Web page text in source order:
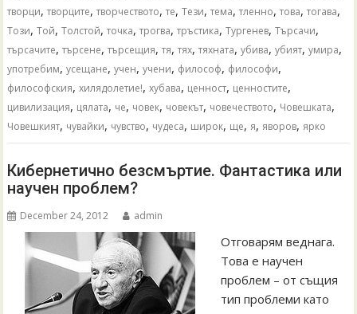
творци,творците,творчеството,те,Тези,тема,тленно,това,тогава,
Този,Той,Толстой,точка,трогва,тръстика,Тургенев,Търсачи,
търсачите,търсене,търсещия,тя,тях,тяхната,убива,убият,умира,
употребим,усещане,учен,учени, философ, философи,
философския,хилядолетие!,хубава, ценност, ценностите,
цивилизация, цялата, че, човек, човекът, човечеството, Човешката,
Човешкият, чувайки, чувство, чудеса, широк, ще, я, яворов, ярко
Кибернетично безсмъртие. Фантастика или
научен проблем?
December 24, 2012 admin
Отговарям веднага.
Това е научен
проблем – от същия
тип проблеми като